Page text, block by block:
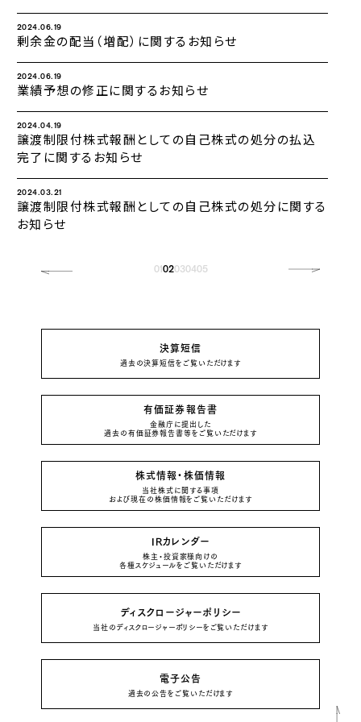
2024.06.19
剰余金の配当（増配）に関するお知らせ
2024.06.19
業績予想の修正に関するお知らせ
2024.04.19
譲渡制限付株式報酬としての自己株式の処分の払込
完了に関するお知らせ
2024.03.21
譲渡制限付株式報酬としての自己株式の処分に関する
お知らせ
01 0203 0405
決算短信
過去の決算短信をご覧いただけます
有価証券報告書
金融庁に提出した
過去の有価証券報告書等をご覧いただけます
株式情報・株価情報
当社株式に関する事項
および現在の株価情報をご覧いただけます
IRカレンダー
株主・投資家様向けの
各種スケジュールをご覧いただけます
ディスクロージャーポリシー
当社のディスクロージャーポリシーをご覧いただけます
電子公告
過去の公告をご覧いただけます